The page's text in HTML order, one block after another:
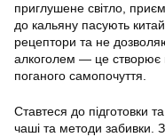
приглушене світло,
до кальяну пасують
рецептори та не
алкоголем — це створює
поганого самопочуття.
Ставтеся до підготовки
чаші та методи забивки.